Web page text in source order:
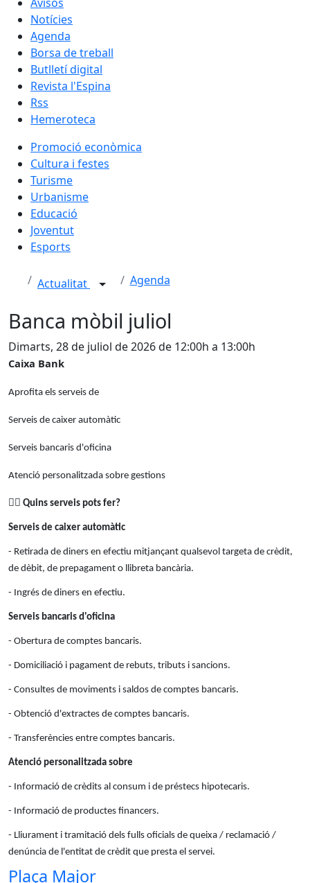
Notícies
Agenda
Borsa de treball
Butlletí digital
Revista l'Espina
Rss
Hemeroteca
Promoció econòmica
Cultura i festes
Turisme
Urbanisme
Educació
Joventut
Esports
Actualitat Agenda
Banca mòbil juliol
Dimarts, 28 de juliol de 2026 de 12:00h a 13:00h
Caixa Bank
Aprofita els serveis de
Serveis de caixer automàtic
Serveis bancaris d'oficina
Atenció personalitzada sobre gestions
👉🏻 Quins serveis pots fer?
Serveis de caixer automàtic
- Retirada de diners en efectiu mitjançant qualsevol targeta de crèdit,
de dèbit, de prepagament o llibreta bancària.
- Ingrés de diners en efectiu.
Serveis bancaris d'oficina
- Obertura de comptes bancaris.
- Domiciliació i pagament de rebuts, tributs i sancions.
- Consultes de moviments i saldos de comptes bancaris.
- Obtenció d'extractes de comptes bancaris.
- Transferències entre comptes bancaris.
Atenció personalitzada sobre
- Informació de crèdits al consum i de préstecs hipotecaris.
- Informació de productes financers.
- Lliurament i tramitació dels fulls oficials de queixa / reclamació /
denúncia de l'entitat de crèdit que presta el servei.
Plaça Major